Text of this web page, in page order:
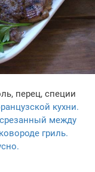
перец, специи
кухни.
между
гриль.